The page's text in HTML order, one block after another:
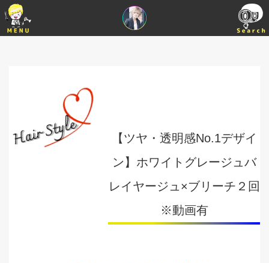
【ツヤ・透明感No.1デザイ
ン】ホワイトグレージュバ
レイヤージュ×ブリーチ２回
※動画有